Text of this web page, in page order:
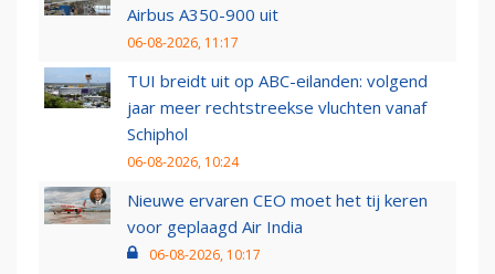
Airbus A350-900 uit
06-08-2026, 11:17
TUI breidt uit op ABC-eilanden: volgend
jaar meer rechtstreekse vluchten vanaf
Schiphol
06-08-2026, 10:24
Nieuwe ervaren CEO moet het tij keren
voor geplaagd Air India
06-08-2026, 10:17